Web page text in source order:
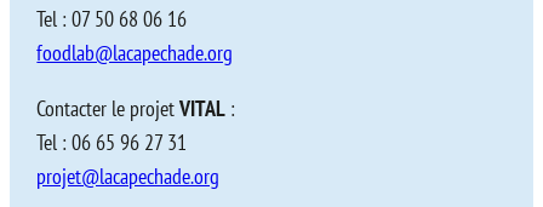
Tel : 07 50 68 06 16
foodlab@lacapechade.org
Contacter le projetVITAL :
Tel : 06 65 96 27 31
projet@lacapechade.org